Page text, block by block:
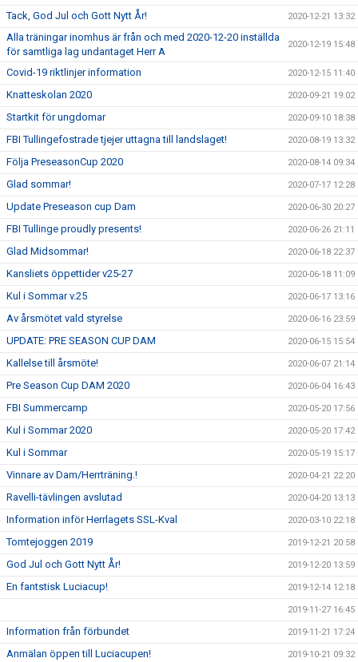
Tack, God Jul och Gott Nytt År! 2020-12-21 13:32
Alla träningar inomhus är från och med 2020-12-20 inställda
för samtliga lag undantaget Herr A
2020-12-19 15:48
Covid-19 riktlinjer information 2020-12-15 11:40
Knatteskolan 2020 2020-09-21 19:02
Startkit för ungdomar 2020-09-10 18:38
FBI Tullingefostrade tjejer uttagna till landslaget! 2020-08-19 13:32
Följa PreseasonCup 2020 2020-08-14 09:34
Glad sommar! 2020-07-17 12:28
Update Preseason cup Dam 2020-06-30 20:27
FBI Tullinge proudly presents! 2020-06-26 21:11
Glad Midsommar! 2020-06-18 22:37
Kansliets öppettider v25-27 2020-06-18 11:09
Kul i Sommar v.25 2020-06-17 13:16
Av årsmötet vald styrelse 2020-06-16 23:59
UPDATE: PRE SEASON CUP DAM 2020-06-15 15:54
Kallelse till årsmöte! 2020-06-07 21:14
Pre Season Cup DAM 2020 2020-06-04 16:43
FBI Summercamp 2020-05-20 17:56
Kul i Sommar 2020 2020-05-20 17:42
Kul i Sommar 2020-05-19 15:17
Vinnare av Dam/Herrträning.! 2020-04-21 22:20
Ravelli-tävlingen avslutad 2020-04-20 13:13
Information inför Herrlagets SSL-Kval 2020-03-10 22:18
Tomtejoggen 2019 2019-12-21 20:58
God Jul och Gott Nytt År! 2019-12-20 13:59
En fantstisk Luciacup! 2019-12-14 12:18
2019-11-27 16:45
Information från förbundet 2019-11-21 17:24
Anmälan öppen till Luciacupen! 2019-10-21 09:32